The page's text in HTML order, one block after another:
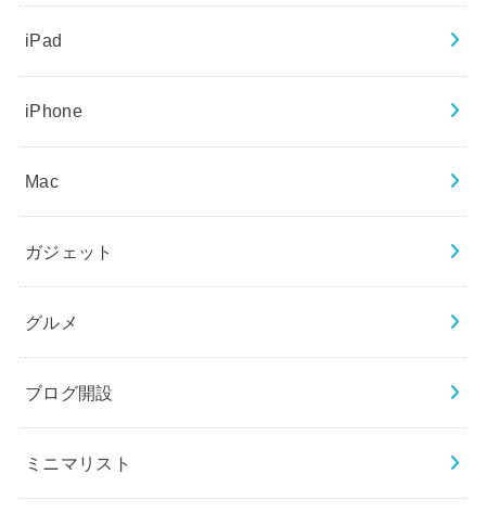
iPad
iPhone
Mac
ガジェット
グルメ
ブログ開設
ミニマリスト